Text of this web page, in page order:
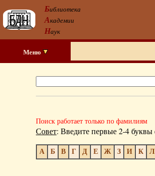
Библиотека
Академии
Наук
Меню
Поиск работает только по фамилиям
Совет: Введите первые 2-4
А Б В Г Д Е Ж З И К Л